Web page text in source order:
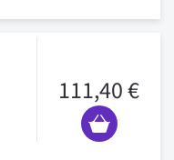
111,40 €